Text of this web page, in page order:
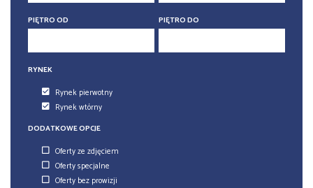
6
PIĘTRO OD PIĘTRO DO
RYNEK
Rynek pierwotny
Rynek wtórny
DODATKOWE OPCJE
Oferty ze zdjęciem
Oferty specjalne
Oferty bez prowizji